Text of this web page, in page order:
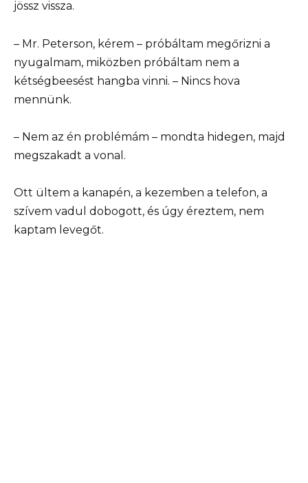
jössz vissza.
– Mr. Peterson, kérem – próbáltam megőrizni a
nyugalmam, miközben próbáltam nem a
kétségbeesést hangba vinni. – Nincs hova
mennünk.
– Nem az én problémám – mondta hidegen, majd
megszakadt a vonal.
Ott ültem a kanapén, a kezemben a telefon, a
szívem vadul dobogott, és úgy éreztem, nem
kaptam levegőt.